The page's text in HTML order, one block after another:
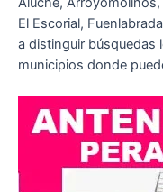
El Escorial,
a distinguir búsquedas
municipios donde